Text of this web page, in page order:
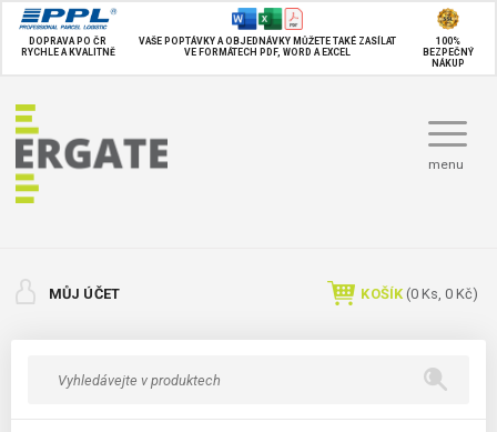
DOPRAVA PO ČR
RYCHLE A KVALITNĚ
VAŠE POPTÁVKY A OBJEDNÁVKY MŮŽETE TAKÉ ZASÍLAT
VE FORMÁTECH PDF, WORD A EXCEL
100%
BEZPEČNÝ
NÁKUP
menu
MŮJ ÚČET KOŠÍK (0 Ks, 0 Kč)